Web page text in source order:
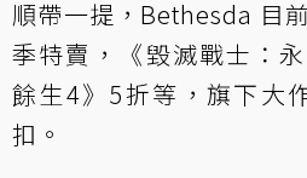
順帶一提，Bethesda 目
季特賣 ，《毀滅戰士：
餘生4》5折等，旗下大
扣。